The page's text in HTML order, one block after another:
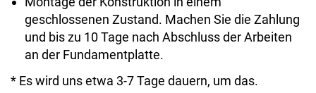
geschlossenen Zustand. Machen Sie die Zahlung
und bis zu 10 Tage nach Abschluss der Arbeiten
an der Fundamentplatte.
* Es wird uns etwa 3-7 Tage dauern, um das.